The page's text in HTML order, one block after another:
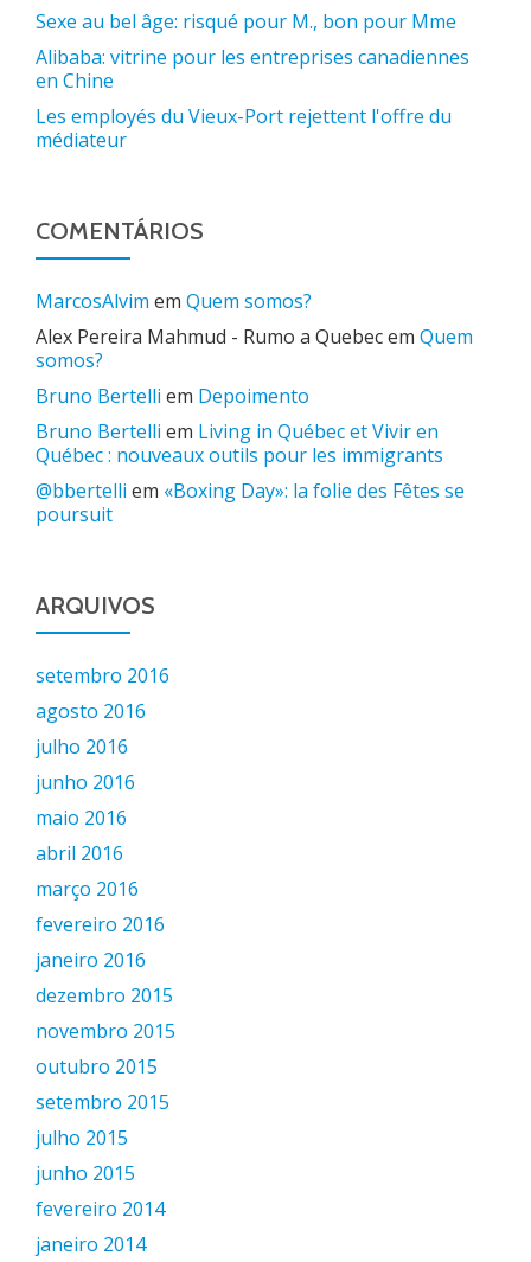
Sexe au bel âge: risqué pour M., bon pour Mme
Alibaba: vitrine pour les entreprises canadiennes
en Chine
Les employés du Vieux-Port rejettent l'offre du
médiateur
COMENTÁRIOS
MarcosAlvim em Quem somos?
Alex Pereira Mahmud - Rumo a Quebecem Quem
somos?
Bruno Bertelli em Depoimento
Bruno Bertelli em Living in Québec et Vivir en
Québec : nouveaux outils pour les immigrants
@bbertelli em «Boxing Day»: la folie des Fêtes se
poursuit
ARQUIVOS
setembro 2016
agosto 2016
julho 2016
junho 2016
maio 2016
abril 2016
março 2016
fevereiro 2016
janeiro 2016
dezembro 2015
novembro 2015
outubro 2015
setembro 2015
julho 2015
junho 2015
fevereiro 2014
janeiro 2014